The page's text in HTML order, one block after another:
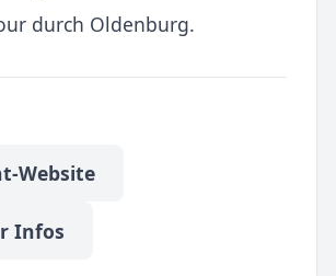
durch Oldenburg.
Website
Infos